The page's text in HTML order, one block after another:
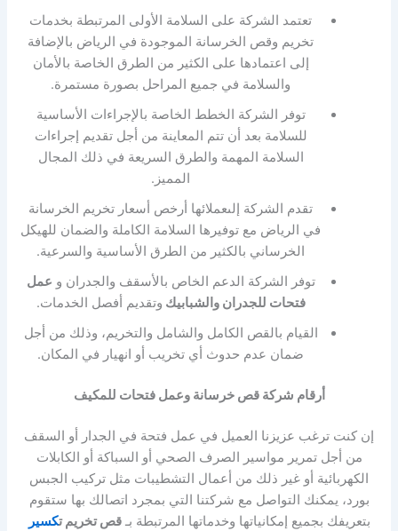
تعتمد الشركة على السلامة الأولى المرتبطة بخدمات
تخريم وقص الخرسانة الموجودة في الرياض بالإضافة
إلى اعتمادها على الكثير من الطرق الخاصة بالأمان
والسلامة في جميع المراحل بصورة مستمرة.
توفر الشركة الخطط الخاصة بالإجراءات الأساسية
للسلامة بعد أن تتم المعاينة من أجل تقديم إجراءات
السلامة المهمة والطرق السريعة في ذلك المجال
المميز.
تقدم الشركة إلىعملائها أرخص أسعار تخريم الخرسانة
في الرياض مع توفيرها السلامة الكاملة والضمان للهيكل
الخرساني بالكثير من الطرق الأساسية والسرعية.
توفر الشركة الدعم الخاص بالأسقف والجدران و عمل
فتحات للجدران والشبابيك وتقديم أفصل الخدمات.
القيام بالقص الكامل والشامل والتخريم، وذلك من أجل
ضمان عدم حدوث أي تخريب أو انهيار في المكان.
أرقام شركة قص خرسانة وعمل فتحات للمكيف
إن كنت ترغب عزيزنا العميل في عمل فتحة في الجدار أو السقف
من أجل تمرير مواسير الصرف الصحي أو السباكة أو الكابلات
الكهربائية أو غير ذلك من أعمال التشطيبات مثل تركيب الجبس
بورد، يمكنك التواصل مع شركتنا التي بمجرد اتصالك بها ستقوم
بتعريفك بجميع إمكانياتها وخدماتها المرتبطة بـقص تخريم تكسير